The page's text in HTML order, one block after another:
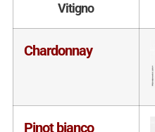
Vitigno
Chardonnay
Pinot bianco